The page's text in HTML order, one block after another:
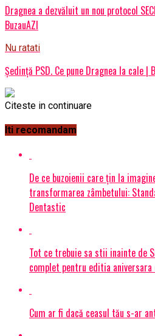
Dragnea a dezvăluit un nou protocol
BuzauAZI
Nu ratati
Ședință PSD. Ce pune Dragnea la cale |
Citeste in continuare
Iti recomandam
De ce buzoienii care țin la
transformarea zâmbetului:
Dentastic
Tot ce trebuie sa stii inainte de
complet pentru editia aniversara
Cum ar fi dacă ceasul tău s-ar